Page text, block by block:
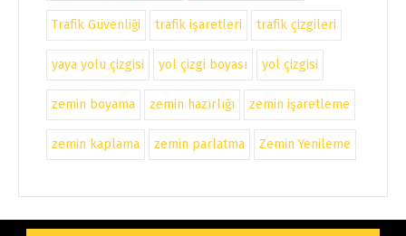
Trafik Güvenliği trafik işaretleri trafik çizgileri
yaya yolu çizgisi yol çizgi boyası yol çizgisi
zemin boyama zemin hazırlığı zemin işaretleme
zemin kaplama zemin parlatma Zemin Yenileme